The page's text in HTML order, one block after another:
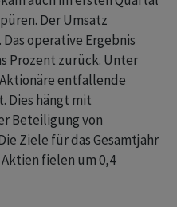
Der Umsatz
operative Ergebnis
Prozent zurück. Unter
entfallende
Dies hängt mit
Beteiligung von
Ziele für das Gesamtjahr
fielen um 0,4